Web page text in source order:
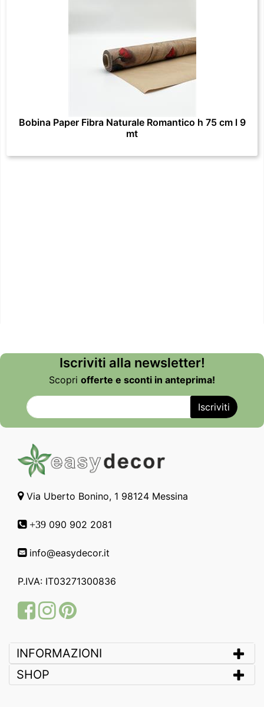
Bobina Paper Fibra Naturale Romantico h 75 cm l 9
mt
Iscriviti alla newsletter!
Scopri offerte e sconti in anteprima!
Via Uberto Bonino, 1 98124 Messina
+39 090 902 2081
info@easydecor.it
P.IVA: IT03271300836
FacebookInstagram
Pinterest
INFORMAZIONI
SHOP